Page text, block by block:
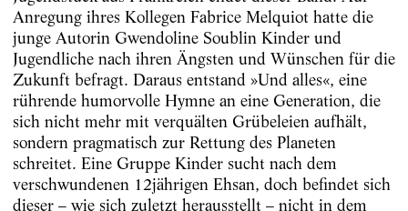
Anregung ihres Kollegen Fabrice Melquiot hatte die
junge Autorin Gwendoline Soublin Kinder und
Jugendliche nach ihren Ängsten und Wünschen für die
Zukunft befragt. Daraus entstand »Und alles«, eine
rührende humorvolle Hymne an eine Generation, die
sich nicht mehr mit verquälten Grübeleien aufhält,
sondern pragmatisch zur Rettung des Planeten
schreitet. Eine Gruppe Kinder sucht nach dem
verschwundenen 12jährigen Ehsan, doch befindet sich
dieser – wie sich zuletzt herausstellt – nicht in dem